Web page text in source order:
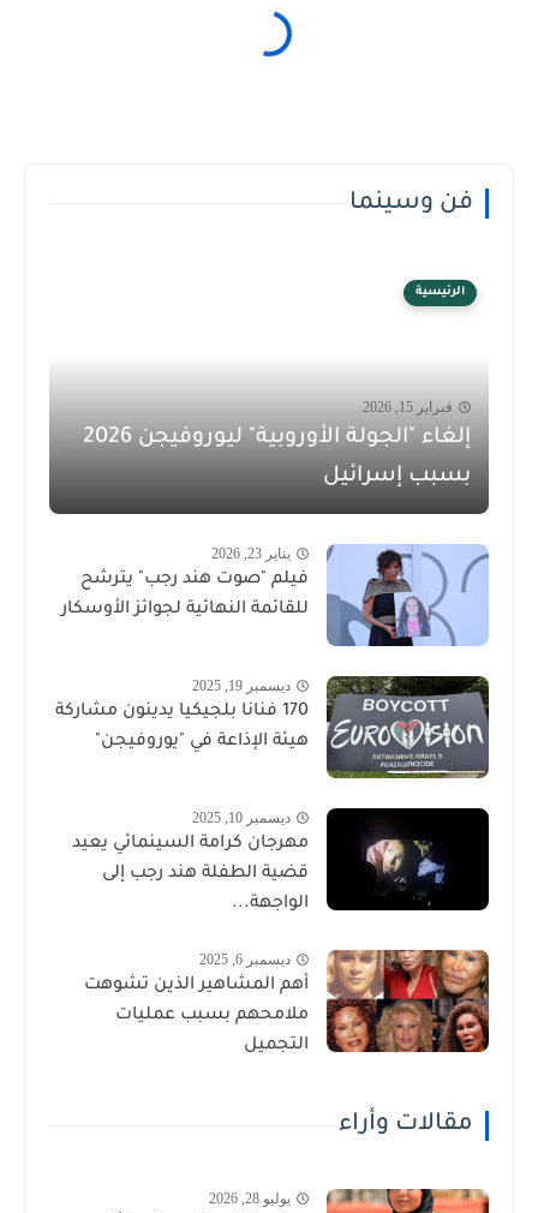
فن وسينما
الرئيسية
فبراير 15, 2026
إلغاء "الجولة الأوروبية" ليوروفيجن 2026
بسبب إسرائيل
يناير 23, 2026
فيلم "صوت هند رجب" يترشح
للقائمة النهائية لجوائز الأوسكار
ديسمبر 19, 2025
170 فنانا بلجيكيا يدينون مشاركة
هيئة الإذاعة في "يوروفيجن"
ديسمبر 10, 2025
مهرجان كرامة السينمائي يعيد
قضية الطفلة هند رجب إلى
الواجهة...
ديسمبر 6, 2025
أهم المشاهير الذين تشوهت
ملامحهم بسبب عمليات
التجميل
مقالات وأراء
يوليو 28, 2026